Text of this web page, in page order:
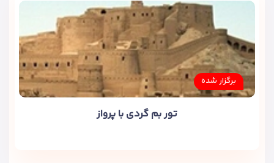
برگزار شده
تور بم گردی با پرواز